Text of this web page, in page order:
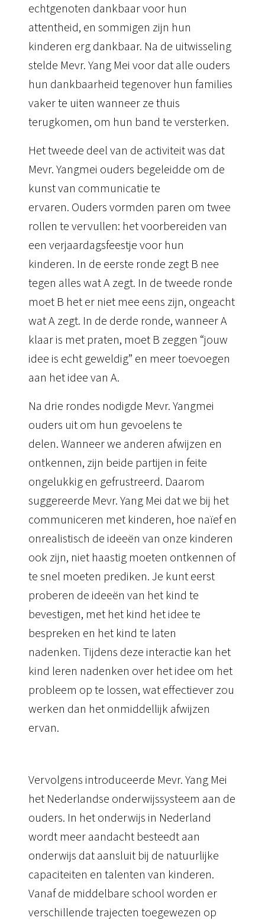
echtgenoten dankbaar voor hun
attentheid, en sommigen zijn hun
kinderen erg dankbaar. Na de uitwisseling
stelde Mevr. Yang Mei voor dat alle ouders
hun dankbaarheid tegenover hun families
vaker te uiten wanneer ze thuis
terugkomen, om hun band te versterken.
Het tweede deel van de activiteit was dat
Mevr. Yangmei ouders begeleidde om de
kunst van communicatie te
ervaren. Ouders vormden paren om twee
rollen te vervullen: het voorbereiden van
een verjaardagsfeestje voor hun
kinderen. In de eerste ronde zegt B nee
tegen alles wat A zegt. In de tweede ronde
moet B het er niet mee eens zijn, ongeacht
wat A zegt. In de derde ronde, wanneer A
klaar is met praten, moet B zeggen “jouw
idee is echt geweldig” en meer toevoegen
aan het idee van A.
Na drie rondes nodigde Mevr. Yangmei
ouders uit om hun gevoelens te
delen.Wanneer we anderen afwijzen en
ontkennen, zijn beide partijen in feite
ongelukkig en gefrustreerd. Daarom
suggereerde Mevr. Yang Mei dat we bij het
communiceren met kinderen, hoe naïef en
onrealistisch de ideeën van onze kinderen
ook zijn, niet haastig moeten ontkennen of
te snel moeten prediken.Je kunt eerst
proberen de ideeën van het kind te
bevestigen, met het kind het idee te
bespreken en het kind te laten
nadenken.Tijdens deze interactie kan het
kind leren nadenken over het idee om het
probleem op te lossen, wat effectiever zou
werken dan het onmiddellijk afwijzen
ervan.
Vervolgens introduceerde Mevr. Yang Mei
het Nederlandse onderwijssysteem aan de
ouders. In het onderwijs in Nederland
wordt meer aandacht besteedt aan
onderwijs dat aansluit bij de natuurlijke
capaciteiten en talenten van kinderen.
Vanaf de middelbare school worden er
verschillende trajecten toegewezen op